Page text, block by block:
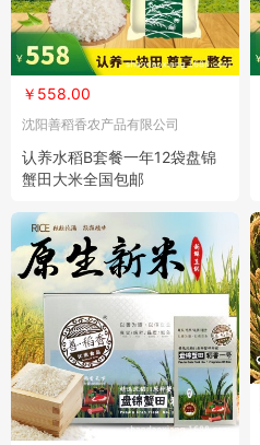
￥558.00
沈阳善稻香农产品有限公司
认养水稻B套餐一年12袋盘锦
蟹田大米全国包邮